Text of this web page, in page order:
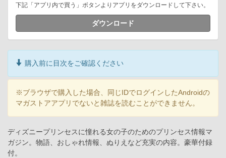
下記「アプリ内で買う」ボタンよりアプリをダウンロードして下さい。
ダウンロード
購入前に目次をご確認ください
※ブラウザで購入した場合、同じIDでログインしたAndroidの
マガストアアプリでないと雑誌を読むことができません。
ディズニープリンセスに憧れる女の子のためのプリンセス情報マ
ガジン。物語、おしゃれ情報、ぬりえなど充実の内容。豪華付録
付。